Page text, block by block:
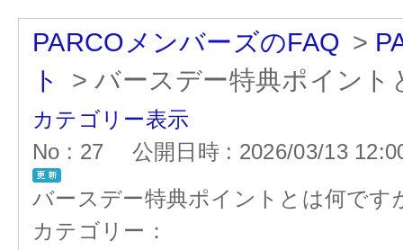
PARCOメンバーズのFAQ >
ト
>バースデー特典ポイント
カテゴリー表示
No : 27
公開日時 : 2026/03/13
バースデー特典ポイントとは何です
カテゴリー：